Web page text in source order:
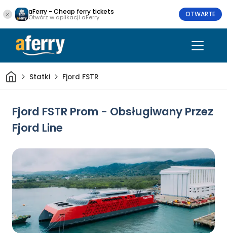
aFerry - Cheap ferry tickets
Otwórz w aplikacji aFerry OTWARTE
DomStatki Fjord FSTR
Fjord FSTR Prom - Obsługiwany Przez
Fjord Line